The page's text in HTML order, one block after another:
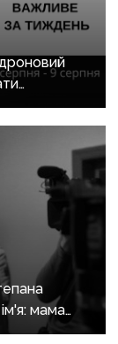
Юковим:
мама
влади